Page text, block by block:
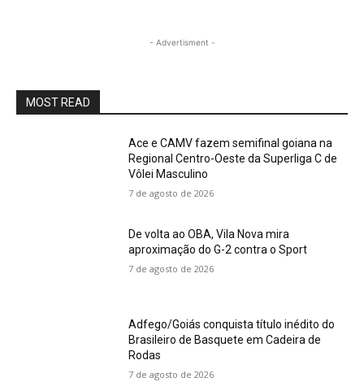
- Advertisment -
MOST READ
Ace e CAMV fazem semifinal goiana na
Regional Centro-Oeste da Superliga C de
Vôlei Masculino
7 de agosto de 2026
De volta ao OBA, Vila Nova mira
aproximação do G-2 contra o Sport
7 de agosto de 2026
Adfego/Goiás conquista título inédito do
Brasileiro de Basquete em Cadeira de
Rodas
7 de agosto de 2026